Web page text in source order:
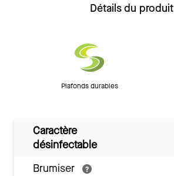
Détails du produit
Plafonds durables
Caractère
désinfectable
Brumiser